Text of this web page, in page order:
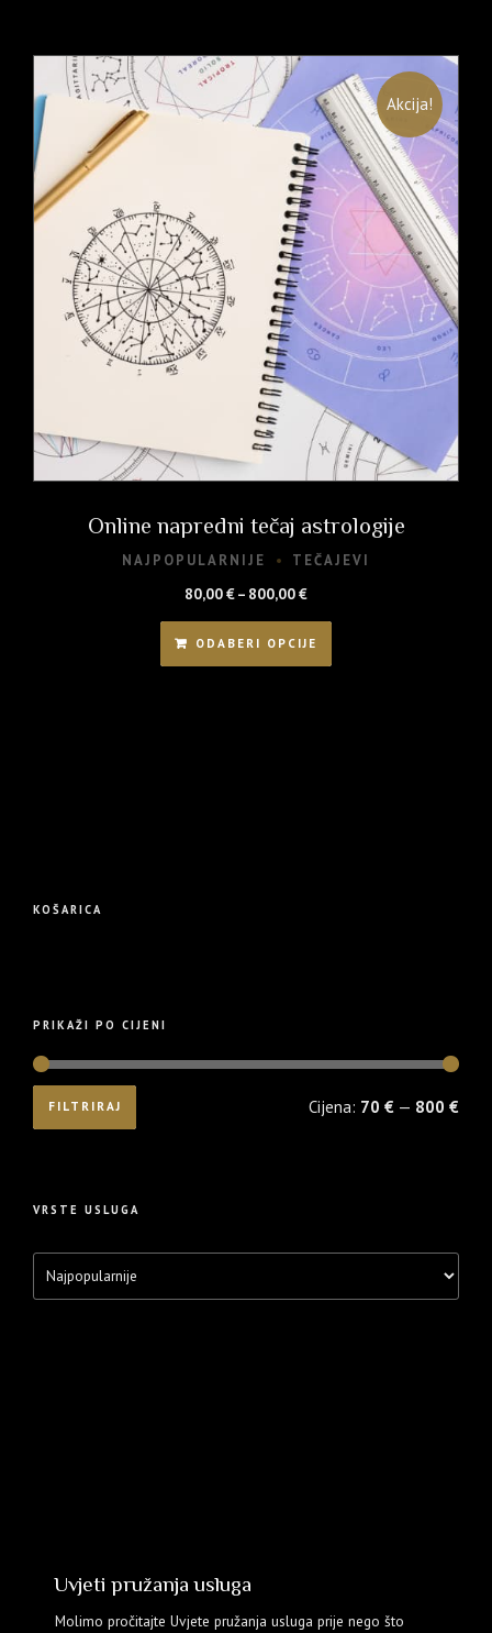
Akcija!
Online napredni tečaj astrologije
NAJPOPULARNIJE TEČAJEVI
80,00€– 800,00€Raspon
cijena:
od
80,00 €
ODABERI OPCIJE
proizvod
KOŠARICA
PRIKAŽI PO CIJENI
FILTRIRAJ Cijena: 70 € — 800 €
VRSTE USLUGA
Uvjeti pružanja usluga
Molimo pročitajte Uvjete pružanja usluga prije nego što